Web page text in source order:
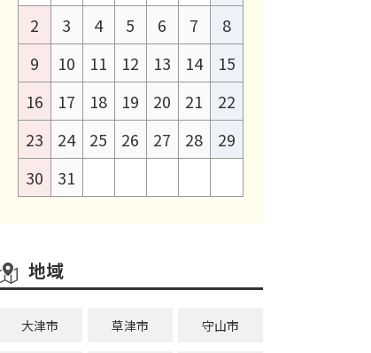
2
3 4 5 6 7
8
9
10 11 12 13 14
15
16
17 18 19 20 21
22
23
24 25 26 27 28
29
30
31
地域
大津市 草津市 守山市